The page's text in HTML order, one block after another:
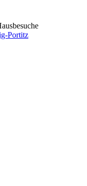
Portitz